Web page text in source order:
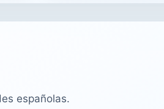
españolas.